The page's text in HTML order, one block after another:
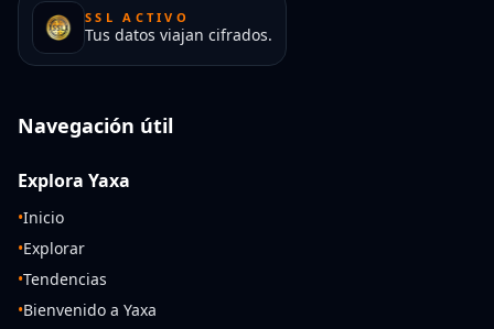
SSL ACTIVO
Tus datos viajan cifrados.
Navegación útil
Explora Yaxa
•Inicio
•Explorar
•Tendencias
•Bienvenido a Yaxa